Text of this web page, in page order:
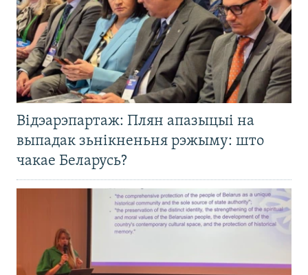
Відэарэпартаж: Плян апазыцыі на
выпадак зьнікненьня рэжыму: што
чакае Беларусь?